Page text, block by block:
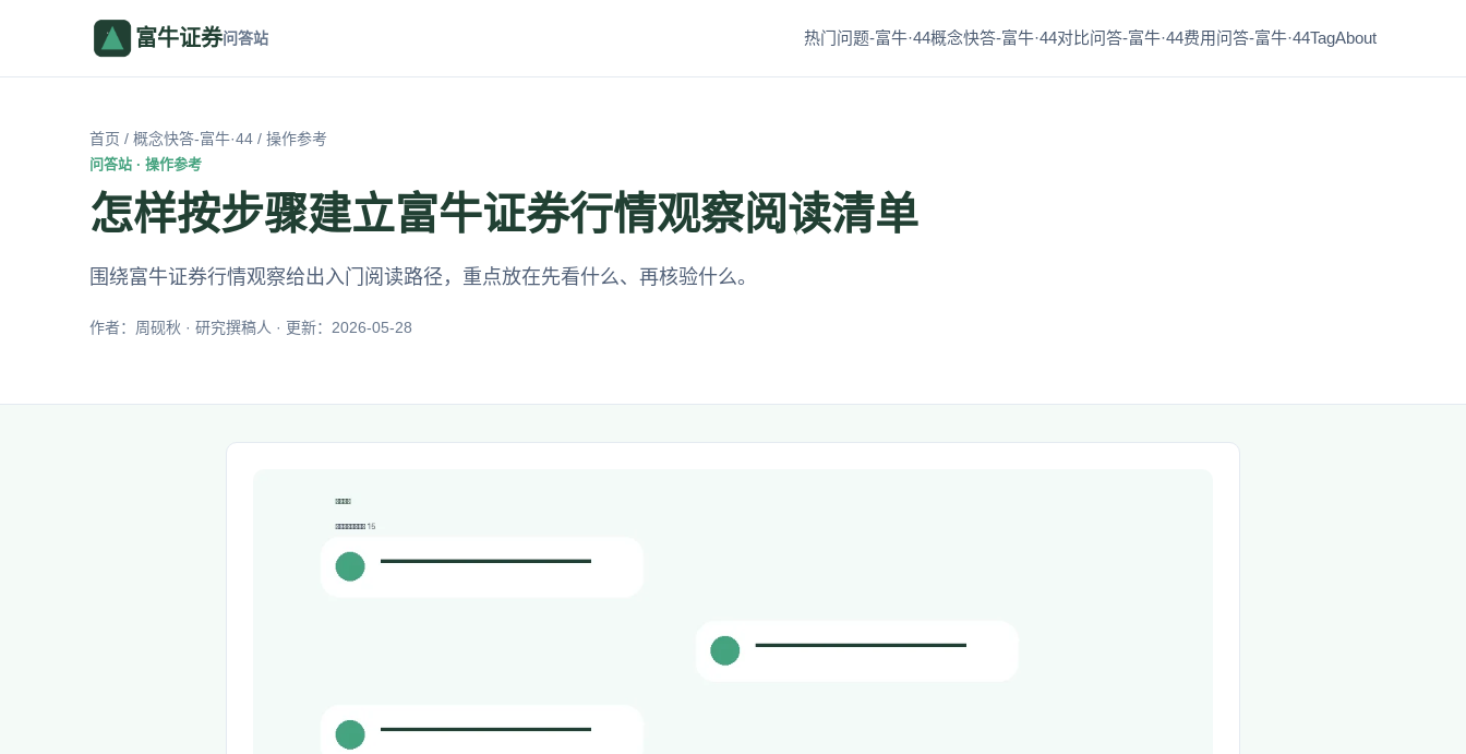
富牛证券问答站 热门问题-富牛·44概念快答-富牛·44对比问答-富牛·44费用问答-富牛·44TagAbout
首页 / 概念快答-富牛·44 / 操作参考
问答站 · 操作参考
怎样按步骤建立富牛证券行情观察阅读清单
围绕富牛证券行情观察给出入门阅读路径，重点放在先看什么、再核验什么。
作者：周砚秋 · 研究撰稿人 · 更新：2026-05-28